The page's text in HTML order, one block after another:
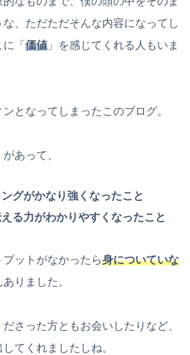
、ただただそんな内容になってし
「 価値 」を感じてくれる人もいま
となってしまったこのブログ。
あって、
グがかなり強くなったこと
る力がわかりやすくなったこと
ットがなかったら身についていな
りました。
さった方ともお会いしたりなど、
してくれましたしね。